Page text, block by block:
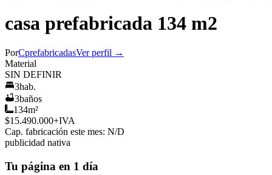
casa prefabricada 134 m2
PorCprefabricadasVer perfil →
Material
SIN DEFINIR
3hab.
3baños
134m²
$15.490.000+IVA
Cap. fabricación este mes: N/D
publicidad nativa
Tu página en 1 día